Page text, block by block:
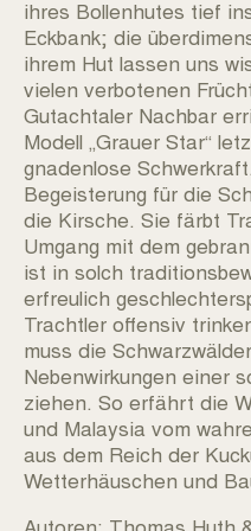
ihres Bollenhutes tief
Eckbank; die
ihrem Hut lassen uns
vielen verbotenen
Gutachtaler Nachbar
Modell „Grauer Star“
gnadenlose
Begeisterung für die
die Kirsche. Sie färbt
Umgang mit dem
ist in solch
erfreulich
Trachtler offensiv
muss die
Nebenwirkungen einer
ziehen. So erfährt die
und Malaysia vom
aus dem Reich der
Wetterhäuschen und